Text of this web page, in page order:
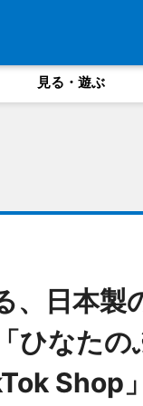
見る・遊ぶ
、日本
ひなたの
Shop